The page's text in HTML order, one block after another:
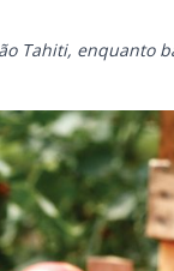
Tahiti, enquanto